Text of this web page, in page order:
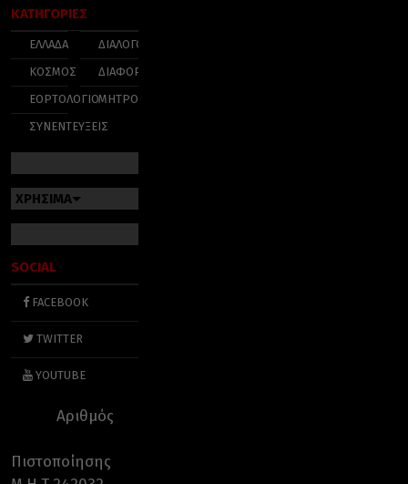
ΚΑΤΗΓΟΡΙΕΣ
ΕΛΛΑΔΑ
ΚΟΣΜΟΣ
ΕΟΡΤΟΛΟΓΙΟ
ΣΥΝΕΝΤΕΥΞΕΙΣ
ΔΙΑΛΟΓΟΣ
ΔΙΑΦΟΡΑ
ΜΗΤΡΟΠΟΛΕΙΣ
ΧΡΗΣΙΜΑ
SOCIAL
FACEBOOK
TWITTER
YOUTUBE
Αριθμός
Πιστοποίησης